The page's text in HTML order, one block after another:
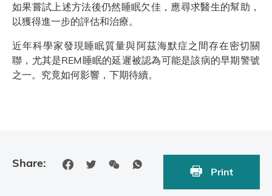
如果嘗試上述方法後仍然睡眠欠佳，應尋求醫生的幫助，
以獲得進一步的評估和治療。
近年科學家發現睡眠質量與阿茲海默症之間存在密切關
聯，尤其是REM睡眠的延遲被認為可能是該病的早期警號
之一。究竟如何影響，下期待續。
Share:
Print